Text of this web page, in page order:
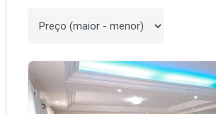
Ordenar por